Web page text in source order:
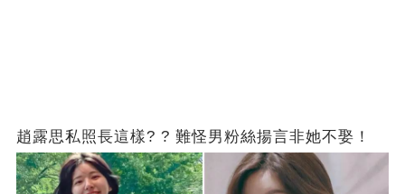
趙露思私照長這樣? ? 難怪男粉絲揚言非她不娶！